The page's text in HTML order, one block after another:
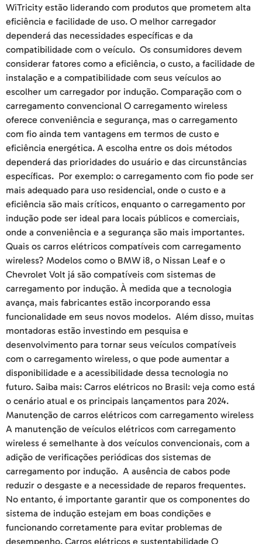
WiTricity estão liderando com produtos que prometem alta
eficiência e facilidade de uso. O melhor carregador
dependerá das necessidades específicas e da
compatibilidade com o veículo. Os consumidores devem
considerar fatores como a eficiência, o custo, a facilidade de
instalação e a compatibilidade com seus veículos ao
escolher um carregador por indução. Comparação com o
carregamento convencional O carregamento wireless
oferece conveniência e segurança, mas o carregamento
com fio ainda tem vantagens em termos de custo e
eficiência energética. A escolha entre os dois métodos
dependerá das prioridades do usuário e das circunstâncias
específicas. Por exemplo: o carregamento com fio pode ser
mais adequado para uso residencial, onde o custo e a
eficiência são mais críticos, enquanto o carregamento por
indução pode ser ideal para locais públicos e comerciais,
onde a conveniência e a segurança são mais importantes.
Quais os carros elétricos compatíveis com carregamento
wireless? Modelos como o BMW i8, o Nissan Leaf e o
Chevrolet Volt já são compatíveis com sistemas de
carregamento por indução. À medida que a tecnologia
avança, mais fabricantes estão incorporando essa
funcionalidade em seus novos modelos. Além disso, muitas
montadoras estão investindo em pesquisa e
desenvolvimento para tornar seus veículos compatíveis
com o carregamento wireless, o que pode aumentar a
disponibilidade e a acessibilidade dessa tecnologia no
futuro. Saiba mais: Carros elétricos no Brasil: veja como está
o cenário atual e os principais lançamentos para 2024.
Manutenção de carros elétricos com carregamento wireless
A manutenção de veículos elétricos com carregamento
wireless é semelhante à dos veículos convencionais, com a
adição de verificações periódicas dos sistemas de
carregamento por indução. A ausência de cabos pode
reduzir o desgaste e a necessidade de reparos frequentes.
No entanto, é importante garantir que os componentes do
sistema de indução estejam em boas condições e
funcionando corretamente para evitar problemas de
desempenho. Carros elétricos e sustentabilidade O